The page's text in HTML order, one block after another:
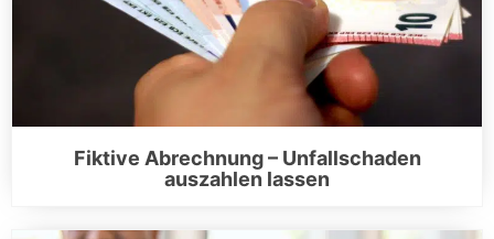
Fiktive Abrechnung – Unfallschaden
auszahlen lassen